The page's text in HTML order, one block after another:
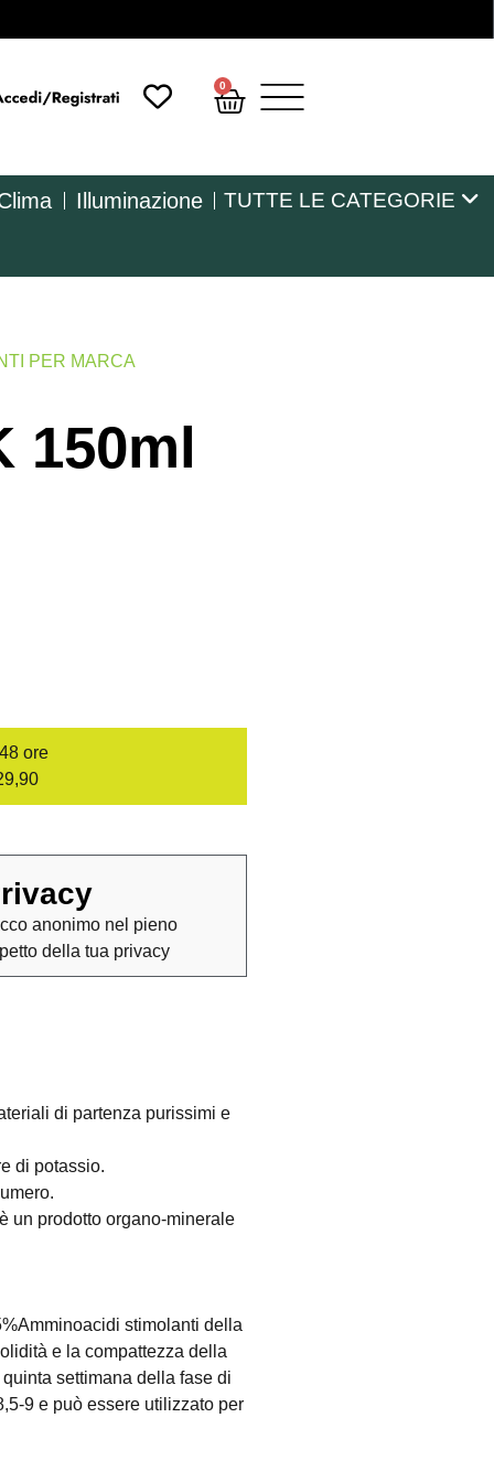
0
Illuminazione TUTTE LE CATEGORIE
PER MARCA
150ml
ore
anonimo nel pieno
della tua privacy
di partenza purissimi e
di potassio.
un prodotto organo-minerale
stimolanti della
e la compattezza della
settimana della fase di
9 e può essere utilizzato per